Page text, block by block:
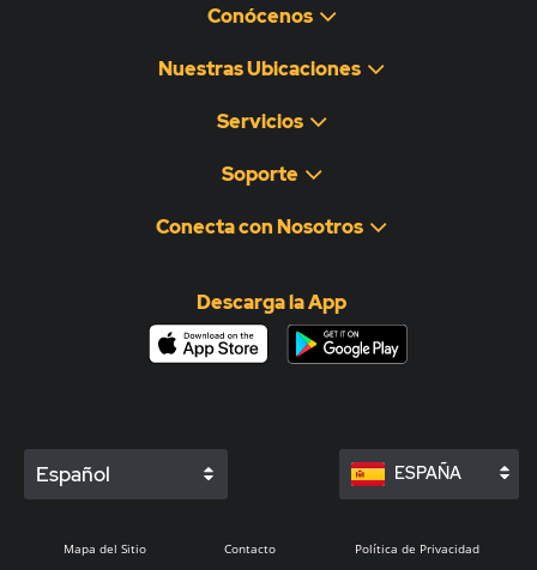
Conócenos
Nuestras Ubicaciones
Servicios
Soporte
Conecta con Nosotros
Descarga la App
Español ESPAÑA
Mapa del Sitio Contacto Política de Privacidad